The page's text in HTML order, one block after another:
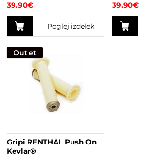
39.90€
Poglej izdelek
39.90€
Outlet
Gripi RENTHAL Push On
Kevlar®